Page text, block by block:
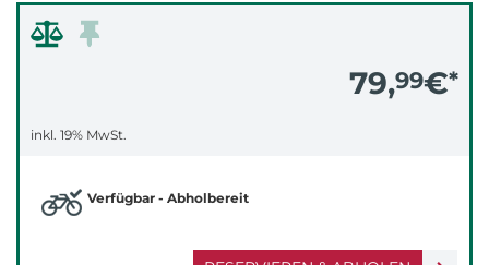
79,99€*
inkl. 19% MwSt.
Verfügbar - Abholbereit